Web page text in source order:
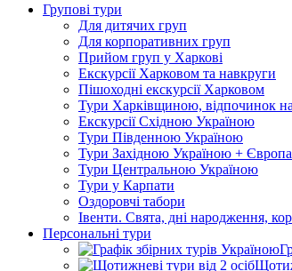
Групові тури
Для дитячих груп
Для корпоративних груп
Прийом груп у Харкові
Екскурсії Харковом та навкруги
Пішоходні екскурсії Харковом
Тури Харківщиною, відпочинок
Екскурсії Східною Україною
Тури Південною Україною
Тури Західною Україною + Європа
Тури Центральною Україною
Тури у Карпати
Оздоровчі табори
Івенти. Свята, дні народження,
Персональні тури